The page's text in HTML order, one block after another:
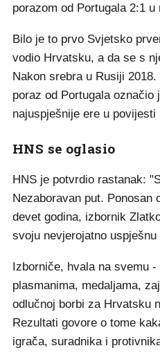
porazom od Portugala 2:1
Bilo je to prvo Svjetsko
vodio Hrvatsku, a da se s
Nakon srebra u Rusiji
poraz od Portugala označio
najuspješnije ere u
HNS se oglasio
HNS je potvrdio rastanak:
Nezaboravan put. Ponosan
devet godina, izbornik
svoju nevjerojatno
Izborniče, hvala na svemu
plasmanima, medaljama,
odlučnoj borbi za Hrvatsku
Rezultati govore o tome
igrača, suradnika i